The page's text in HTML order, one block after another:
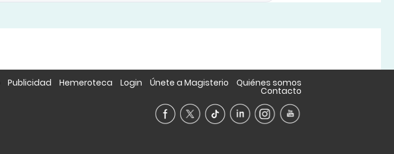
Publicidad Hemeroteca Login Únete a Magisterio Quiénes somos
Contacto